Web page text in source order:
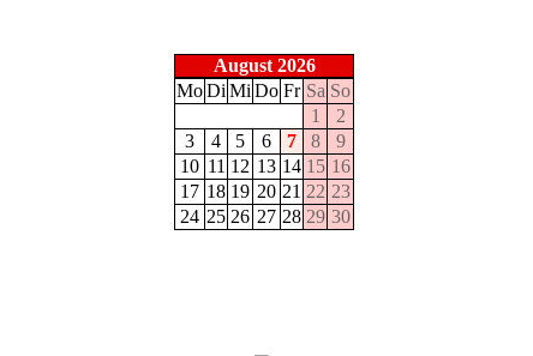
August 2026
MoDi Mi Do Fr Sa So
1
2
3
4 5 6 7 8
9
10 11 12 13 14 15 16
17 18 19 20 21 22 23
24 25 26 27 28 29 30